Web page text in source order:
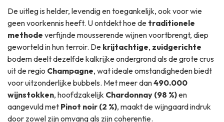
De uitleg is helder, levendig en toegankelijk, ook voor wie
geen voorkennis heeft. U ontdekt hoe de traditionele
methode verfijnde mousserende wijnen voortbrengt, diep
geworteld in hun terroir. De krijtachtige, zuidgerichte
bodem deelt dezelfde kalkrijke ondergrond als de grote crus
uit de regio Champagne, wat ideale omstandigheden biedt
voor uitzonderlijke bubbels. Met meer dan490.000
wijnstokken, hoofdzakelijk Chardonnay (98 %)en
aangevuld met Pinot noir (2 %), maakt de wijngaard indruk
door zowel zijn omvang als zijn coherentie.